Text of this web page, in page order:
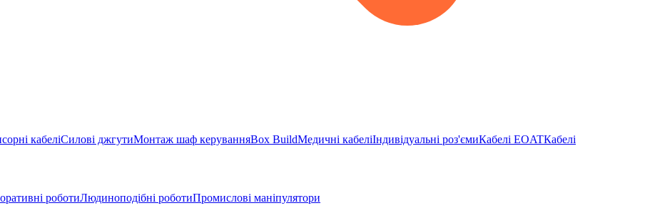
кабеліСилові джгутиМонтаж шаф керуванняBox BuildМедичні кабеліІндивідуальні роз'ємиКабелі EOATКабелі
роботиЛюдиноподібні роботиПромислові маніпулятори